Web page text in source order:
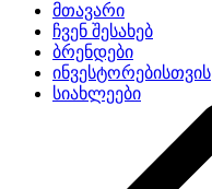
მთავარი
ჩვენ შესახებ
ბრენდები
ინვესტორებისთვის
სიახლეები